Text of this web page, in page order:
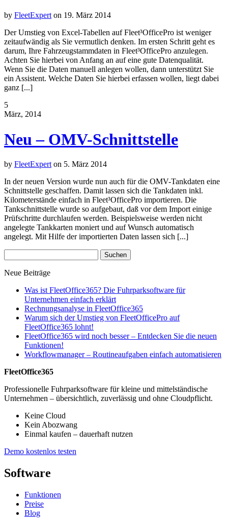
by FleetExpert on 19. März 2014
Der Umstieg von Excel-Tabellen auf Fleet³OfficePro ist weniger
zeitaufwändig als Sie vermutlich denken. Im ersten Schritt geht es
darum, Ihre Fahrzeugstammdaten in Fleet³OfficePro anzulegen.
Achten Sie hierbei von Anfang an auf eine gute Datenqualität.
Wenn Sie die Daten manuell anlegen wollen, dann unterstützt Sie
ein Assistent. Welche Daten Sie hierbei erfassen wollen, liegt dabei
ganz [...]
5
März, 2014
Neu – OMV-Schnittstelle
by FleetExpert on 5. März 2014
In der neuen Version wurde nun auch für die OMV-Tankdaten eine
Schnittstelle geschaffen. Damit lassen sich die Tankdaten inkl.
Kilometerstände einfach in Fleet³OfficePro importieren. Die
Tankschnittstelle wurde so aufgebaut, daß vor dem Import einige
Prüfschritte durchlaufen werden. Beispielsweise werden nicht
angelegte Tankkarten moniert und auf Wunsch automatisch
angelegt. Mit Hilfe der importierten Daten lassen sich [...]
nach:
Neue Beiträge
Was ist FleetOffice365? Die Fuhrparksoftware für
Unternehmen einfach erklärt
Rechnungsanalyse in FleetOffice365
Warum sich der Umstieg von FleetOfficePro auf
FleetOffice365 lohnt!
FleetOffice365 wird noch besser – Entdecken Sie die neuen
Funktionen!
Workflowmanager – Routineaufgaben einfach automatisieren
FleetOffice365
Professionelle Fuhrparksoftware für kleine und mittelständische
Unternehmen – übersichtlich, zuverlässig und ohne Cloudpflicht.
Keine Cloud
Kein Abozwang
Einmal kaufen – dauerhaft nutzen
Demo kostenlos testen
Software
Funktionen
Preise
Blog